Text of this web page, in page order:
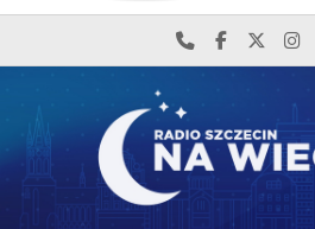
Najlepiej po
Odwiedź